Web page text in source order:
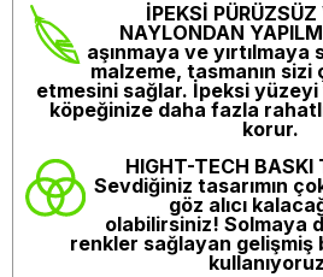
İPEKSİ
NAYLONDAN
aşınmaya ve yırtılmaya
malzeme, tasmanın
etmesini sağlar. İpeksi
köpeğinize daha fazla
korur.
HIGHT-TECH BASKI
Sevdiğiniz tasarımın
göz alıcı
olabilirsiniz! Solmaya
renkler sağlayan gelişmiş